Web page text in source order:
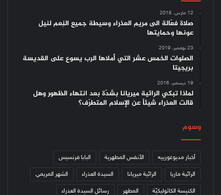
12 مارس، 2018
صلاة فعّالة الى مريم العذراء وسيطة جميع النِعم لنيل
عونها وحمايتها
23 نوفمبر، 2019
الصلوات الخمس عشر التي أملاها الرب يسوع على القديسة
بريجيتا
19 ديسمبر، 2016
لماذا تبكي الرائية ميريانا بشدّة بعد انتهاء الظهور وهل
قالت العذراء شيئاً عن الإسلام المتطرّف؟
وسوم
أخبار مديوغورييه الأنفس المطهرية البابا فرنسيس
الرائية ماريا الرائية ميريانا السيدة العذراء الشهر المريمي
الكنيسة الكاثوليكيّة المطهر رسائل السيدة العذراء